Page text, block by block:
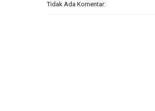
Tidak Ada Komentar: